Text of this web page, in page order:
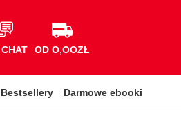
OD O,OOZŁ
Bestsellery Darmowe ebooki